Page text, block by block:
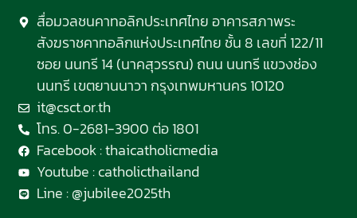
สื่อมวลชนคาทอลิกประเทศไทย อาคารสภาพระ
สังฆราชคาทอลิกแห่งประเทศไทย ชั้น 8 เลขที่ 122/11
ซอย นนทรี 14 (นาคสุวรรณ) ถนน นนทรี แขวงช่อง
นนทรี เขตยานนาวา กรุงเทพมหานคร 10120
it@csct.or.th
โทร. 0-2681-3900 ต่อ 1801
Facebook : thaicatholicmedia
Youtube : catholicthailand
Line : @jubilee2025th